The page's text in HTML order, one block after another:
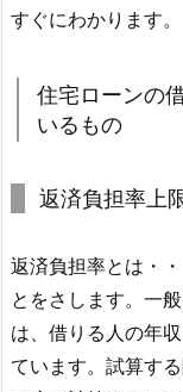
すぐにわかります。
住宅ローンの
いるもの
返済負担率上
返済負担率とは・・
とをさします。一
は、借りる人の年
ています。試算す